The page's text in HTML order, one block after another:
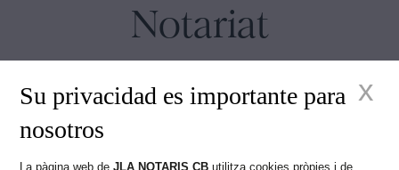
Notariat
Juan Madridejos Velasco
Su privacidad es importante para
nosotros
La pàgina web deJLA NOTARIS CB utilitza cookies pròpies i de
x